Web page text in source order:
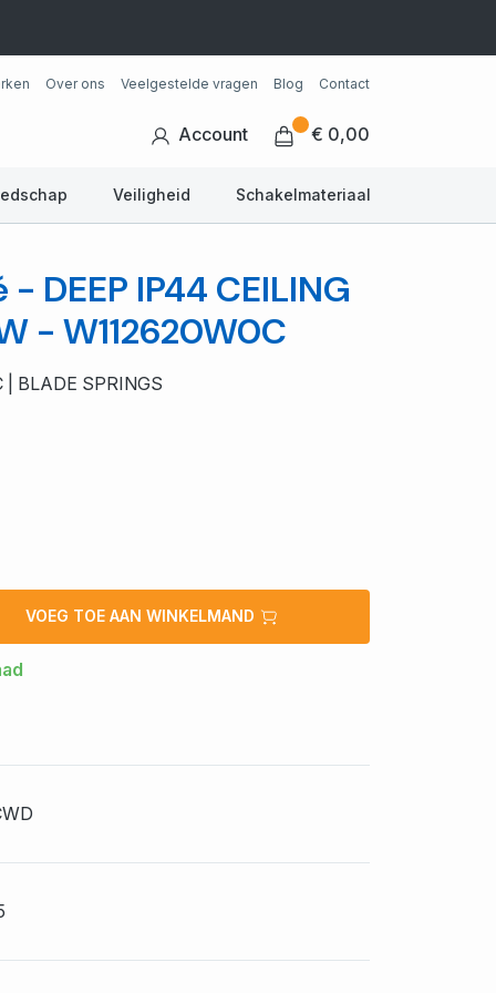
Over ons Veelgestelde vragen Blog Contact
Account € 0,00
Veiligheid Schakelmateriaal
DEEP IP44 CEILING
- W112620W0C
| BLADE SPRINGS
VOEG TOE AAN WINKELMAND